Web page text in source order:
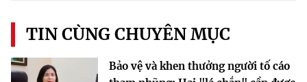
TIN CÙNG CHUYÊN MỤC
Bảo vệ và khen thưởng người tố cáo